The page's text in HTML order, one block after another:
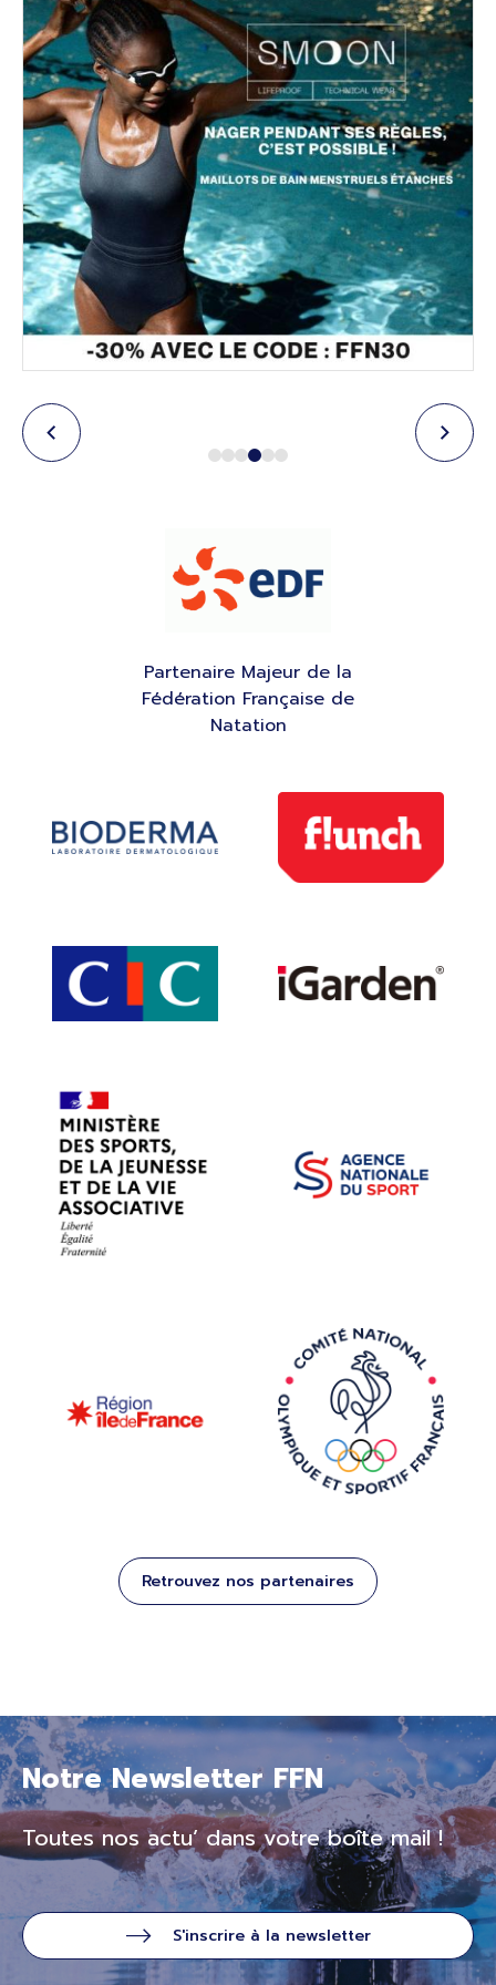
Partenaire Majeur de la
Fédération Française de
Natation
Retrouvez nos partenaires
Notre Newsletter FFN
Toutes nos actu’ dans votre boîte mail !
S'inscrire à la newsletter